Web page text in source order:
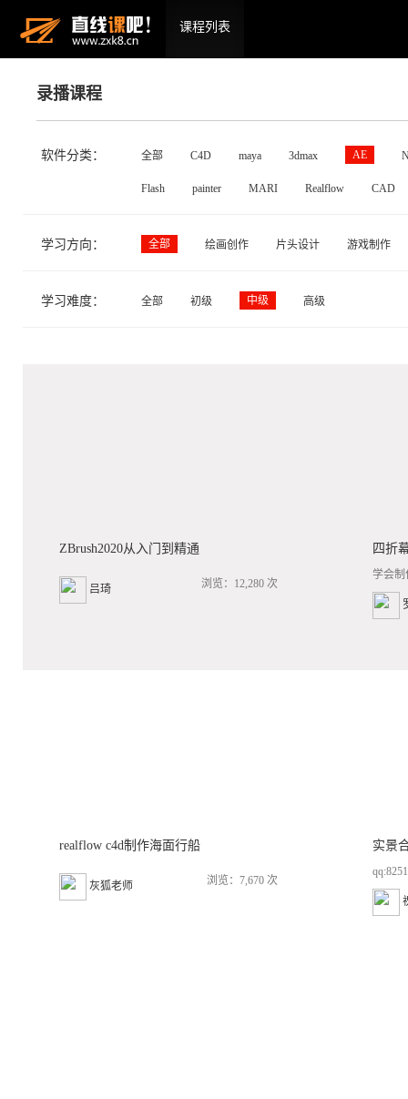
课程列表
录播课程
软件分类： 全部 C4D maya 3dmax AE
Flash painter MARI Realflow CAD
学习方向： 全部 绘画创作 片头设计 游戏制作
学习难度： 全部 初级 中级 高级
ZBrush2020从入门到精通
吕琦 浏览：12,280 次
四折
学会制
realflow c4d制作海面行船
灰狐老师 浏览：7,670 次